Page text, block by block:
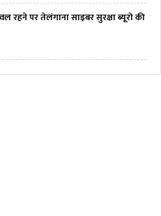
रहने पर तेलंगाना साइबर सुरक्षा ब्यूरो की